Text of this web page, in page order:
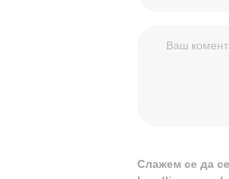
Слажем се да